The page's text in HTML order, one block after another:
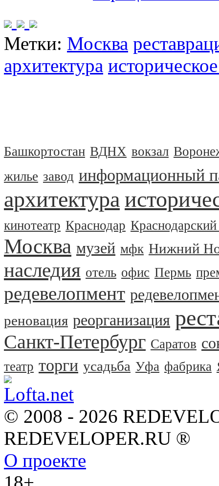
Метки: Москва
архитектура
Башкортостан ВДНХ вокзал
жилье завод информационный
архитектура
кинотеатр Краснодар
Москва музей мфк Нижний
наследия отель офис Пермь
редевелопмент
реновация реорганизация
Санкт-Петербург Саратов
театр торги усадьба Уфа фабрика
© 2008 - 2026
REDEVELOPER.RU ®
О проекте